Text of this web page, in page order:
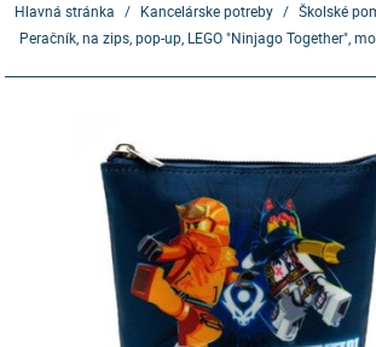
Hlavná stránka / Kancelárske potreby / Školské
Peračník, na zips, pop-up, LEGO "Ninjago Together",